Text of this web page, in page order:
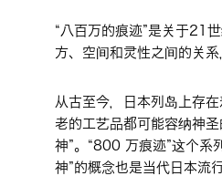
“八百万的痕迹”是关于21
方、空间和灵性之间的关
从古至今，日本列岛上存
老的工艺品都可能容纳神
神”。“800 万痕迹”这个系
神”的概念也是当代日本流